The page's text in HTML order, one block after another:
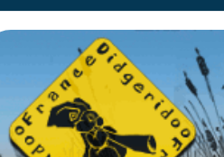
Didgeridoo
et Guimbarde sur France Didgeridoo -